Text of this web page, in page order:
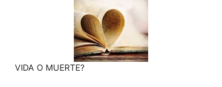
VIDA O MUERTE?